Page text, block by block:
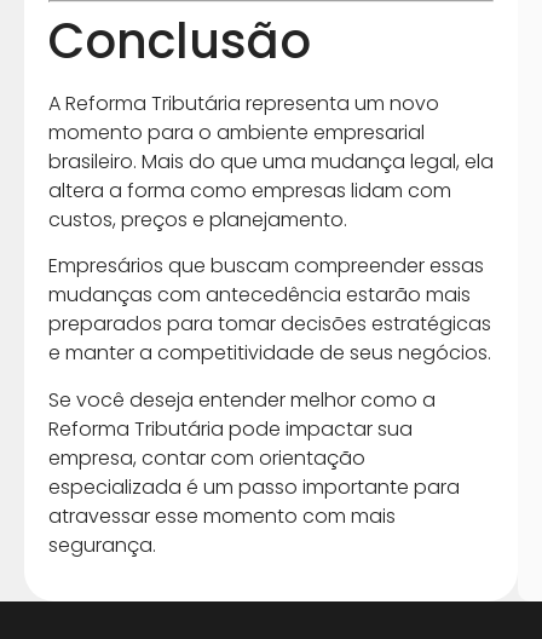
Conclusão
A Reforma Tributária representa um novo
momento para o ambiente empresarial
brasileiro. Mais do que uma mudança legal, ela
altera a forma como empresas lidam com
custos, preços e planejamento.
Empresários que buscam compreender essas
mudanças com antecedência estarão mais
preparados para tomar decisões estratégicas
e manter a competitividade de seus negócios.
Se você deseja entender melhor como a
Reforma Tributária pode impactar sua
empresa, contar com orientação
especializada é um passo importante para
atravessar esse momento com mais
segurança.